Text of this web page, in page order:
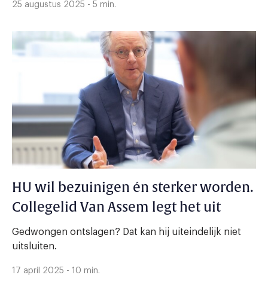
25 augustus 2025 - 5 min.
HU wil bezuinigen én sterker worden.
Collegelid Van Assem legt het uit
Gedwongen ontslagen? Dat kan hij uiteindelijk niet
uitsluiten.
17 april 2025 - 10 min.